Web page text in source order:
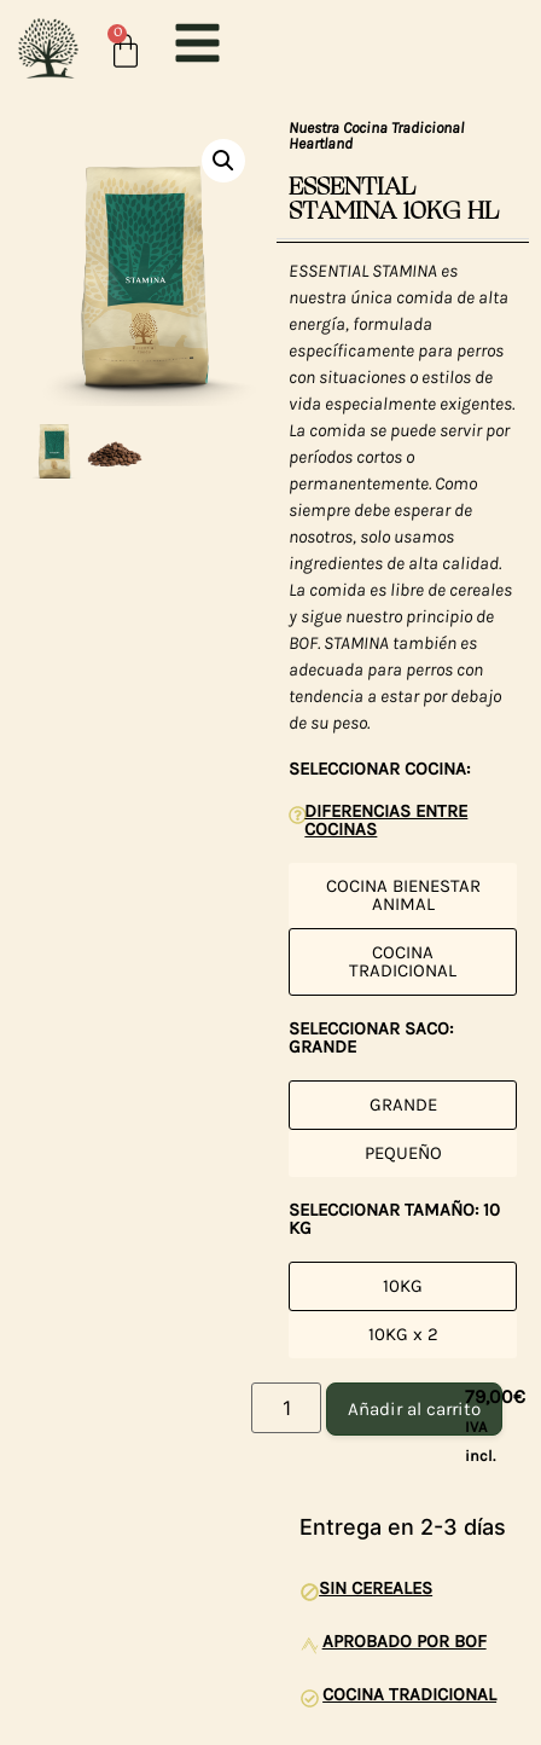
0
Nuestra Cocina Tradicional
Heartland
ESSENTIAL
STAMINA 10KG HL
ESSENTIAL STAMINA es
nuestra única comida de alta
energía, formulada
específicamente para perros
con situaciones o estilos de
vida especialmente exigentes.
La comida se puede servir por
períodos cortos o
permanentemente. Como
siempre debe esperar de
nosotros, solo usamos
ingredientes de alta calidad.
La comida es libre de cereales
y sigue nuestro principio de
BOF. STAMINA también es
adecuada para perros con
tendencia a estar por debajo
de su peso.
SELECCIONAR COCINA:
DIFERENCIAS ENTRE
COCINAS
COCINA BIENESTAR
ANIMAL
COCINA
TRADICIONAL
SELECCIONAR SACO:
GRANDE
GRANDE
PEQUEÑO
SELECCIONAR TAMAÑO: 10
KG
10KG
10KG x 2
Añadir al carrito
79,00€
IVA
incl.
Entrega en 2-3 días
SIN CEREALES
APROBADO POR BOF
COCINA TRADICIONAL